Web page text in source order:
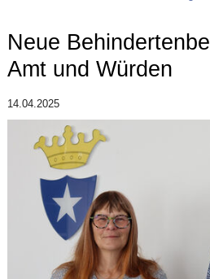
Neue
Amt und Würden
14.04.2025